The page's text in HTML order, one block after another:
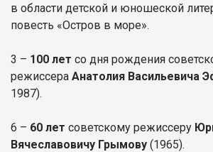
в области детской и юношеской
повесть «Остров в море».
3 – 100 лет со дня рождения
режиссера Анатолия Васильевича
1987).
6 – 60 лет советскому режиссеру
Вячеславовичу Грымову (1965).